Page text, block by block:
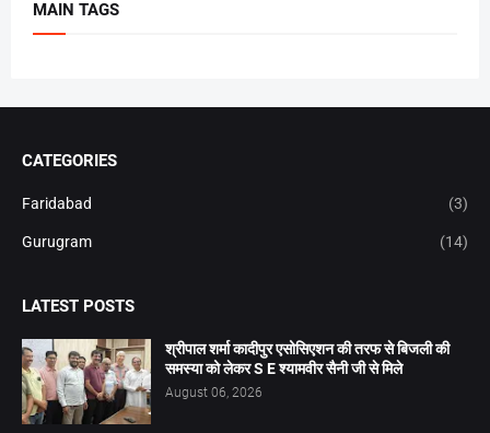
MAIN TAGS
CATEGORIES
Faridabad (3)
Gurugram (14)
LATEST POSTS
श्रीपाल शर्मा कादीपुर एसोसिएशन की तरफ से बिजली की
समस्या को लेकर S E श्यामवीर सैनी जी से मिले
August 06, 2026